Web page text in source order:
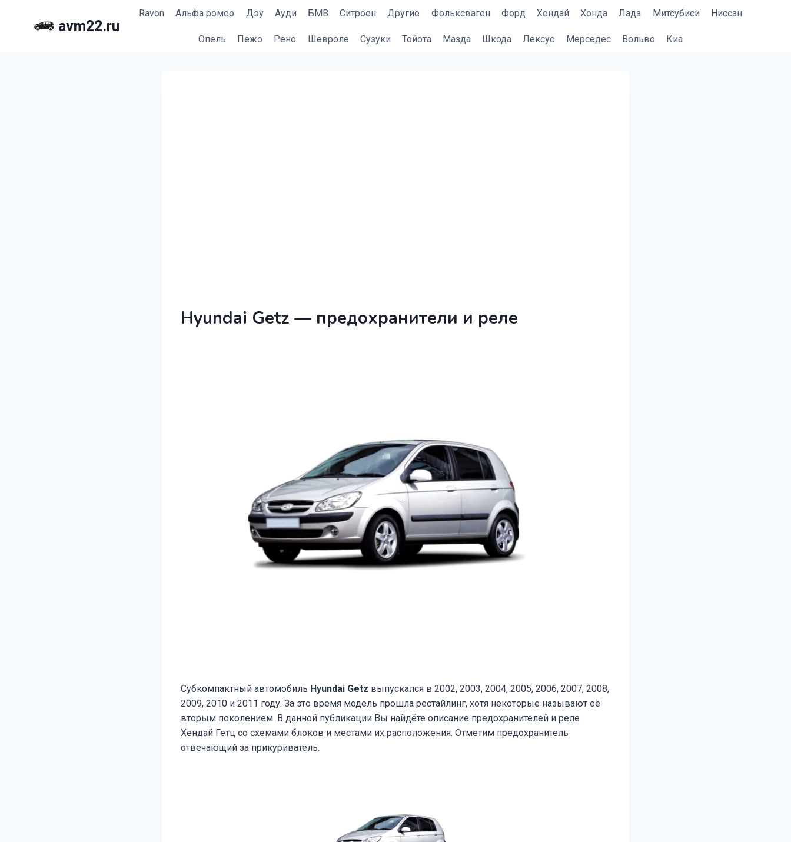
avm22.ru
Ravon Альфа ромео Дэу Ауди БМВ Cитроен Другие Фольксваген Форд Хендай Хонда Лада Митсубиси Ниссан
Опель Пежо Рено Шевроле Сузуки Тойота Мазда Шкода Лексус Мерседес Вольво Киа
Hyundai Getz — предохранители и реле
Субкомпактный автомобиль Hyundai Getz выпускался в 2002, 2003, 2004, 2005, 2006, 2007, 2008,
2009, 2010 и 2011 году. За это время модель прошла рестайлинг, хотя некоторые называют её
вторым поколением. В данной публикации Вы найдёте описание предохранителей и реле
Хендай Гетц со схемами блоков и местами их расположения. Отметим предохранитель
отвечающий за прикуриватель.